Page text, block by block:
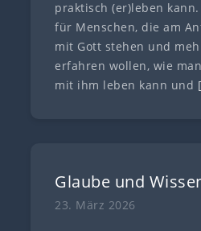
praktisch (er)leben
für Menschen, die am
mit Gott stehen und
erfahren wollen, wie
mit ihm leben kann und
Glaube und
23. März 2026